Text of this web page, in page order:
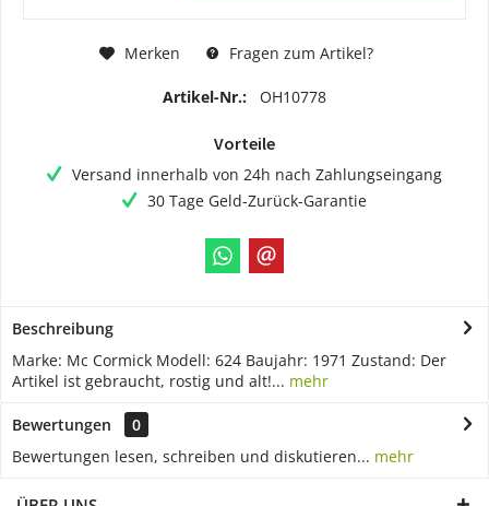
Merken Fragen zum Artikel?
Artikel-Nr.: OH10778
Vorteile
Versand innerhalb von 24h nach Zahlungseingang
30 Tage Geld-Zurück-Garantie
Beschreibung
Marke: Mc Cormick Modell: 624 Baujahr: 1971 Zustand: Der
Artikel ist gebraucht, rostig und alt!... mehr
Bewertungen
0
Bewertungen lesen, schreiben und diskutieren... mehr